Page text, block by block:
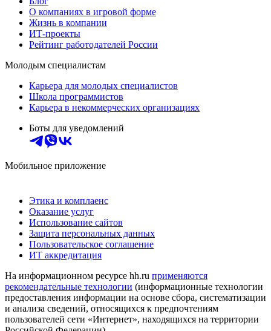
О компаниях в игровой форме
Жизнь в компании
ИТ-проекты
Рейтинг работодателей России
Молодым специалистам
Карьера для молодых специалистов
Школа программистов
Карьера в некоммерческих организациях
Боты для уведомлений
Мобильное приложение
Этика и комплаенс
Оказание услуг
Использование сайтов
Защита персональных данных
Пользовательское соглашение
ИТ аккредитация
На информационном ресурсе hh.ru применяются
рекомендательные технологии (информационные технологии
предоставления информации на основе сбора, систематизации
и анализа сведений, относящихся к предпочтениям
пользователей сети «Интернет», находящихся на территории